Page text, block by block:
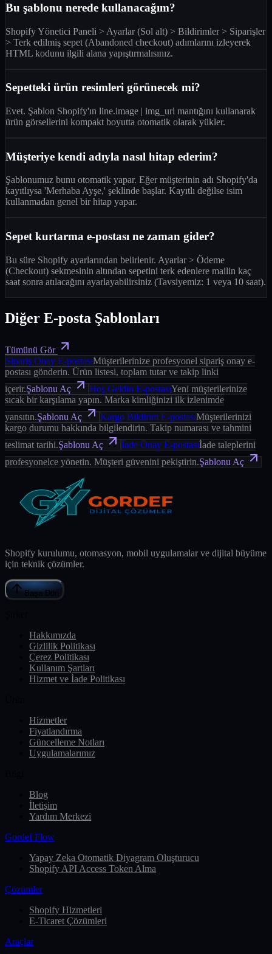
Bu şablonu nerede kullanacağım?
Shopify Yönetici Paneli > Ayarlar (Sol alt) > Bildirimler > Siparişler
> Terk edilmiş sepet (Abandoned checkout) adımlarını izleyerek
HTML kodunu ilgili alana yapıştırmalısınız.
Sepetteki ürün resimleri görünecek mi?
Evet. Şablon Shopify'ın line.image | img_url mantığını kullanarak
ürün görsellerini kompakt boyutta otomatik olarak yükler.
Müşteriye kendi adıyla nasıl hitap ederim?
Şablonumuz bunu otomatik yapar. Eğer müşterinin adı Shopify'da
kayıtlıysa 'Merhaba Ayşe,' şeklinde başlar. Kayıtlı değilse isim
kullanmadan genel bir hitap yapar.
Sepet kurtarma e-postası ne zaman gider?
Bu süre Shopify ayarlarından belirlenir. Ayarlar > Ödeme
(Checkout) sekmesinin altından sepetini terk edenlere mailin kaç
saat sonra atılacağını ayarlayabilirsiniz (Tavsiyemiz: 1 veya 10 saat).
Diğer E-posta Şablonları
Tümünü Gör
Sipariş Onay E-postasıMüşterilerinize profesyonel sipariş onay e-
postası gönderin. Ürün listesi, toplam tutar ve takip linki
içerir.Şablonu Aç Hoş Geldin E-postasıYeni müşterilerinize
sıcak bir karşılama yapın. Marka kimliğinizi ilk izlenimde
yansıtın.Şablonu Aç Kargo Bildirim E-postasıMüşterilerinizi
kargo durumu hakkında bilgilendirin. Takip numarası ve tahmini
teslimat tarihi.Şablonu Aç İade Onay E-postasıİade taleplerini
profesyonelce yönetin. Müşteri güvenini pekiştirin.Şablonu Aç
Shopify kurulumu, otomasyon, mobil uygulamalar ve dijital büyüme
için teknik çözümler.
Başa Dön
Hakkımızda
Gizlilik Politikası
Çerez Politikası
Kullanım Şartları
Hizmet ve İade Politikası
Hizmetler
Fiyatlandırma
Güncelleme Notları
Uygulamalarımız
Blog
İletişim
Yardım Merkezi
Gordef Flow
Yapay Zeka Otomatik Diyagram Oluşturucu
Shopify API Access Token Alma
Çözümler
Shopify Hizmetleri
E-Ticaret Çözümleri
Araçlar